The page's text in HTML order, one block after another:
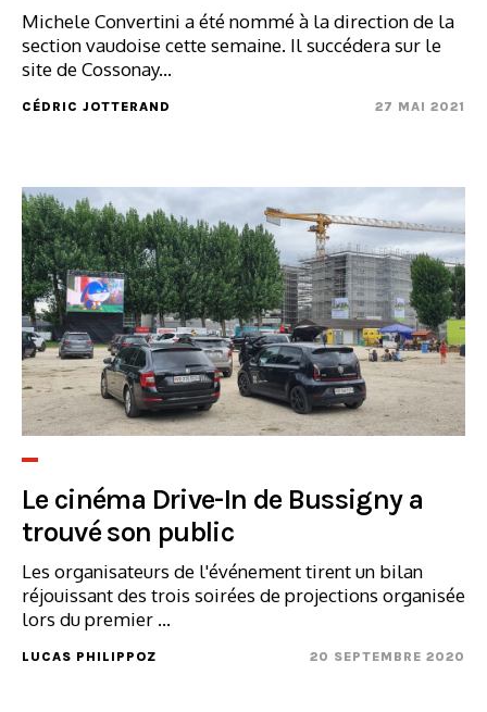
Michele Convertini a été nommé à la direction de la
section vaudoise cette semaine. Il succédera sur le
site de Cossonay...
CÉDRIC JOTTERAND 27 MAI 2021
Le cinéma Drive-In de Bussigny a
trouvé son public
Les organisateurs de l'événement tirent un bilan
réjouissant des trois soirées de projections organisée
lors du premier ...
LUCAS PHILIPPOZ 20 SEPTEMBRE 2020